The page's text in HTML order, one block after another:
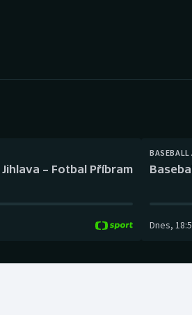
– Fotbal Příbram
Dnes,